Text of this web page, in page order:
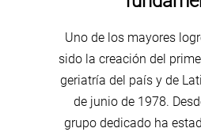
Uno de los mayores
sido la creación del
geriatría del país y de
de junio de 1978.
grupo dedicado ha